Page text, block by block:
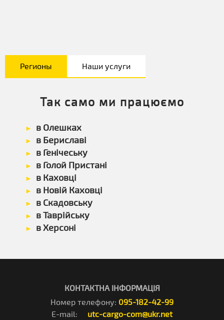
Регионы Наши услуги
Так само ми працюємо
в Олешках
в Бериславі
в Генічеську
в Голой Пристані
в Каховці
в Новій Каховці
в Скадовську
в Таврійську
в Херсоні
КОНТАКТНА ІНФОРМАЦІЯ
Номер телефону: 095-182-42-99
E-mail: utc-cargo-com@ukr.net